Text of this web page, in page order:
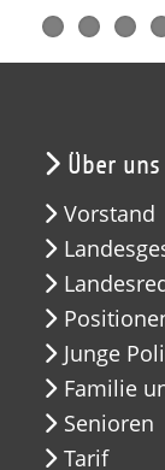
Über uns
Vorstand
Junge
Familie
Senioren
Tarif